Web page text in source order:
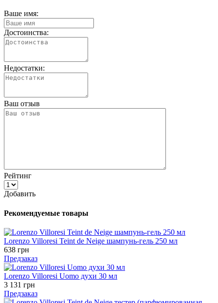
Ваше имя:
Достоинства:
Недостатки:
Ваш отзыв
Рейтинг
Добавить
Рекомендуемые товары
Lorenzo Villoresi Teint de Neige шампунь-гель 250 мл
638 грн
Предзаказ
Lorenzo Villoresi Uomo духи 30 мл
3 131 грн
Предзаказ